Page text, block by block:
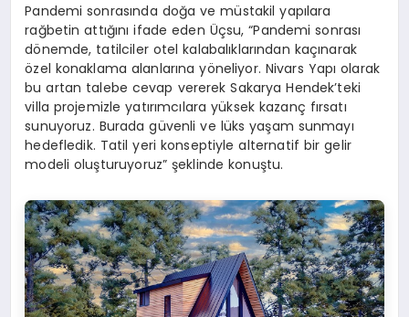
Pandemi sonrasında doğa ve müstakil yapılara
rağbetin attığını ifade eden Üçsu, “Pandemi sonrası
dönemde, tatilciler otel kalabalıklarından kaçınarak
özel konaklama alanlarına yöneliyor. Nivars Yapı olarak
bu artan talebe cevap vererek Sakarya Hendek’teki
villa projemizle yatırımcılara yüksek kazanç fırsatı
sunuyoruz. Burada güvenli ve lüks yaşam sunmayı
hedefledik. Tatil yeri konseptiyle alternatif bir gelir
modeli oluşturuyoruz” şeklinde konuştu.